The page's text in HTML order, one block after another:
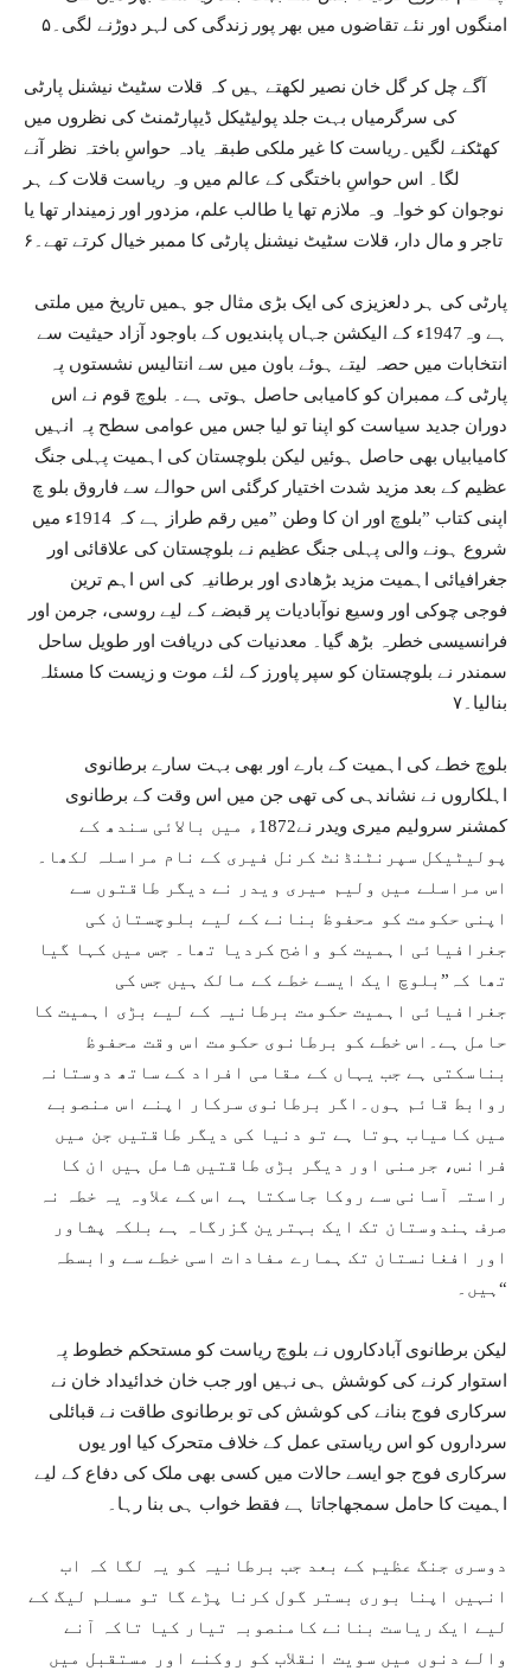
امنگوں اور نئے تقاضوں میں بھر پور زندگی کی لہر دوڑنے لگی۔۵
آگے چل کر گل خان نصیر لکھتے ہیں کہ قلات سٹیٹ نیشنل پارٹی
کی سرگرمیاں بہت جلد پولیٹیکل ڈیپارٹمنٹ کی نظروں میں
کھٹکنے لگیں۔ریاست کا غیر ملکی طبقہ یادہ حواسِ باختہ نظر آنے
لگا۔ اس حواسِ باختگی کے عالم میں وہ ریاست قلات کے ہر
نوجوان کو خواہ وہ ملازم تھا یا طالب علم، مزدور اور زمیندار تھا یا
تاجر و مال دار، قلات سٹیٹ نیشنل پارٹی کا ممبر خیال کرتے تھے۔۶
پارٹی کی ہر دلعزیزی کی ایک بڑی مثال جو ہمیں تاریخ میں ملتی
ہے وہ1947ء کے الیکشن جہاں پابندیوں کے باوجود آزاد حیثیت سے
انتخابات میں حصہ لیتے ہوئے باون میں سے انتالیس نشستوں پہ
پارٹی کے ممبران کو کامیابی حاصل ہوتی ہے۔ بلوچ قوم نے اس
دوران جدید سیاست کو اپنا تو لیا جس میں عوامی سطح پہ انہیں
کامیابیاں بھی حاصل ہوئیں لیکن بلوچستان کی اہمیت پہلی جنگ
عظیم کے بعد مزید شدت اختیار کرگئی اس حوالے سے فاروق بلو چ
اپنی کتاب ”بلوچ اور ان کا وطن ”میں رقم طراز ہے کہ 1914ء میں
شروع ہونے والی پہلی جنگ عظیم نے بلوچستان کی علاقائی اور
جغرافیائی اہمیت مزید بڑھادی اور برطانیہ کی اس اہم ترین
فوجی چوکی اور وسیع نوآبادیات پر قبضے کے لیے روسی، جرمن اور
فرانسیسی خطرہ بڑھ گیا۔ معدنیات کی دریافت اور طویل ساحل
سمندر نے بلوچستان کو سپر پاورز کے لئے موت و زیست کا مسئلہ
بنالیا۔۷
بلوچ خطے کی اہمیت کے بارے اور بھی بہت سارے برطانوی
اہلکاروں نے نشاندہی کی تھی جن میں اس وقت کے برطانوی
کمشنر سرولیم میری ویدر نے1872ء میں بالائی سندھ کے
پولیٹیکل سپرنٹنڈنٹ کرنل فیری کے نام مراسلہ لکھا۔
اس مراسلے میں ولیم میری ویدر نے دیگر طاقتوں سے
اپنی حکومت کو محفوظ بنانے کے لیے بلوچستان کی
جغرافیائی اہمیت کو واضح کردیا تھا۔ جس میں کہا گیا
تھا کہ”بلوچ ایک ایسے خطے کے مالک ہیں جس کی
جغرافیائی اہمیت حکومت برطانیہ کے لیے بڑی اہمیت کا
حامل ہے۔اس خطے کو برطانوی حکومت اس وقت محفوظ
بناسکتی ہے جب یہاں کے مقامی افراد کے ساتھ دوستانہ
روابط قائم ہوں۔اگر برطانوی سرکار اپنے اس منصوبے
میں کامیاب ہوتا ہے تو دنیا کی دیگر طاقتیں جن میں
فرانس، جرمنی اور دیگر بڑی طاقتیں شامل ہیں ان کا
راستہ آسانی سے روکا جاسکتا ہے اس کے علاوہ یہ خطہ نہ
صرف ہندوستان تک ایک بہترین گزرگاہ ہے بلکہ پشاور
اور افغانستان تک ہمارے مفادات اسی خطے سے وابسطہ
ہیں۔“
لیکن برطانوی آبادکاروں نے بلوچ ریاست کو مستحکم خطوط پہ
استوار کرنے کی کوشش ہی نہیں اور جب خان خدائیداد خان نے
سرکاری فوج بنانے کی کوشش کی تو برطانوی طاقت نے قبائلی
سرداروں کو اس ریاستی عمل کے خلاف متحرک کیا اور یوں
سرکاری فوج جو ایسے حالات میں کسی بھی ملک کی دفاع کے لیے
اہمیت کا حامل سمجھاجاتا ہے فقط خواب ہی بنا رہا۔
دوسری جنگ عظیم کے بعد جب برطانیہ کو یہ لگا کہ اب
انہیں اپنا بوری بستر گول کرنا پڑے گا تو مسلم لیگ کے
لیے ایک ریاست بنانے کامنصوبہ تیار کیا تاکہ آنے
والے دنوں میں سویت انقلاب کو روکنے اور مستقبل میں